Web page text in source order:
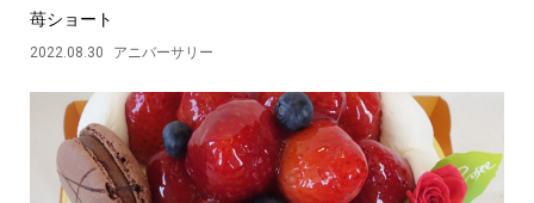
苺ショート
2022.08.30 アニバーサリー